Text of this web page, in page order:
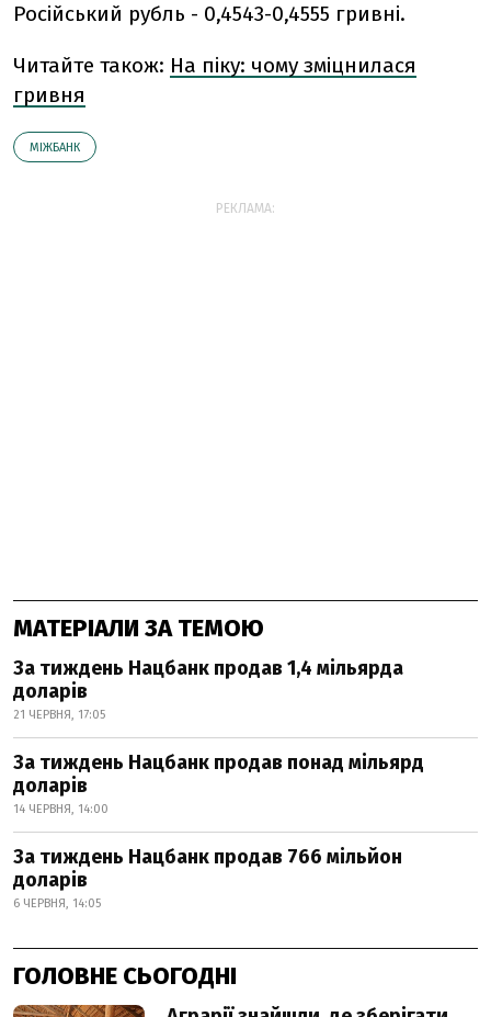
Російський рубль - 0,4543-0,4555 гривні.
Читайте також: На піку: чому зміцнилася
гривня
МІЖБАНК
РЕКЛАМА:
МАТЕРІАЛИ ЗА ТЕМОЮ
За тиждень Нацбанк продав 1,4 мільярда
доларів
21 ЧЕРВНЯ, 17:05
За тиждень Нацбанк продав понад мільярд
доларів
14 ЧЕРВНЯ, 14:00
За тиждень Нацбанк продав 766 мільйон
доларів
6 ЧЕРВНЯ, 14:05
ГОЛОВНЕ СЬОГОДНІ